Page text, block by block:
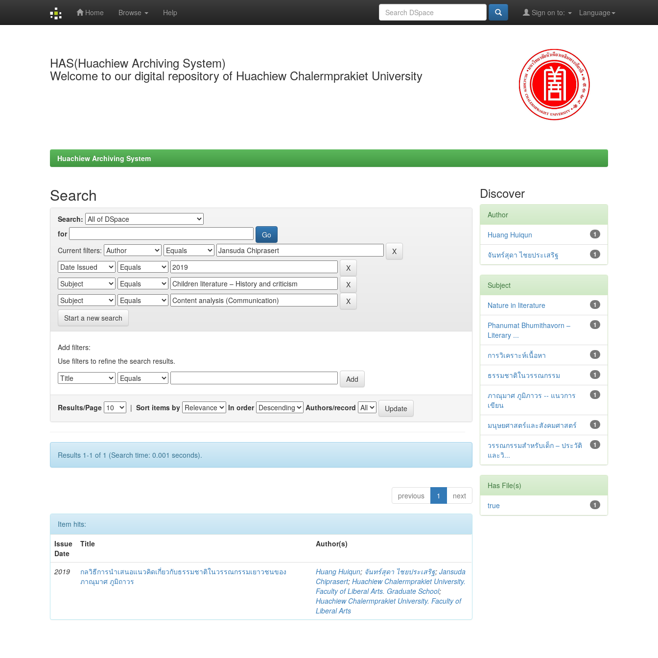
Home Browse Help Language
Sign on to:
HAS(Huachiew Archiving System)
Welcome to our digital repository of Huachiew Chalermprakiet University
Huachiew Archiving System
Search
Search:
for
Current filters:
Start a new search
Add filters:
Use filters to refine the search results.
Results/Page | Sort items by In order Authors/record
Results 1-1 of 1 (Search time: 0.001 seconds).
previous 1 next
Item hits:
Issue
Date
Title Author(s)
2019
กลวิธีการนำเสนอแนวคิดเกี่ยวกับธรรมชาติในวรรณกรรมเยาวชนของ
ภาณุมาศ ภูมิถาวร
Huang Huiqun; จันทร์สุดา ไชยประเสริฐ;Jansuda
Chiprasert;Huachiew Chalermprakiet University.
Faculty of Liberal Arts. Graduate School;
Huachiew Chalermprakiet University. Faculty of
Liberal Arts
Discover
Author
1
Huang Huiqun
1
จันทร์สุดา ไชยประเสริฐ
Subject
1
Nature in literature
1
Phanumat Bhumithavorn –
Literary ...
1
การวิเคราะห์เนื้อหา
1
ธรรมชาติในวรรณกรรม
1
ภาณุมาศ ภูมิภาวร -- แนวการ
เขียน
1
มนุษยศาสตร์และสังคมศาสตร์
1
วรรณกรรมสำหรับเด็ก – ประวัติ
และวิ...
Has File(s)
1
true